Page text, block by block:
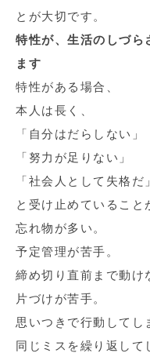
とが大切です。
特性が、生活のしづら
ます
特性がある場合、
本人は長く、
「自分はだらしない」
「努力が足りない」
「社会人として失格だ」
と受け止めていること
忘れ物が多い。
予定管理が苦手。
締め切り直前まで動け
片づけが苦手。
思いつきで行動してし
同じミスを繰り返して